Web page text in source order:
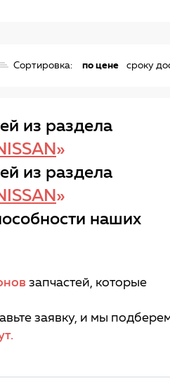
Сортировка: по цене сроку
из раздела
»
из раздела
»
наших
запчастей, которые
заявку, и мы